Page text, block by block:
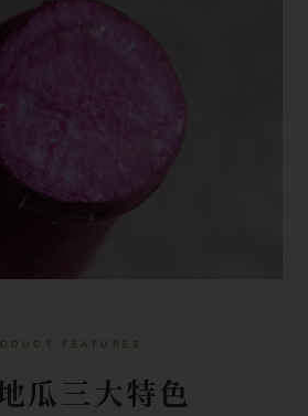
FEATURES
瓜三大特色